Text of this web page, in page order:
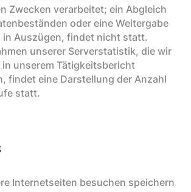
Zwecken verarbeitet; ein Abgleich
oder eine Weitergabe
in Auszügen, findet nicht statt.
unserer Serverstatistik, die wir
in unserem Tätigkeitsbericht
findet eine Darstellung der Anzahl
statt.
Internetseiten besuchen speichern